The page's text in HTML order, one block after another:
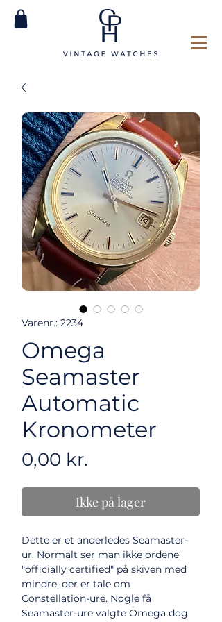
Varenr.: 2234
Omega
Seamaster
Automatic
Kronometer
0,00 kr.
Ikke på lager
Dette er et anderledes Seamaster-
ur. Normalt ser man ikke ordene
"officially certified" på skiven med
mindre, der er tale om
Constellation-ure. Nogle få
Seamaster-ure valgte Omega dog